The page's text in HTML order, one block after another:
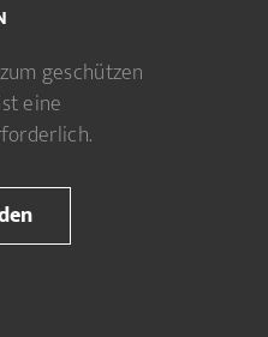
geschützen
eine